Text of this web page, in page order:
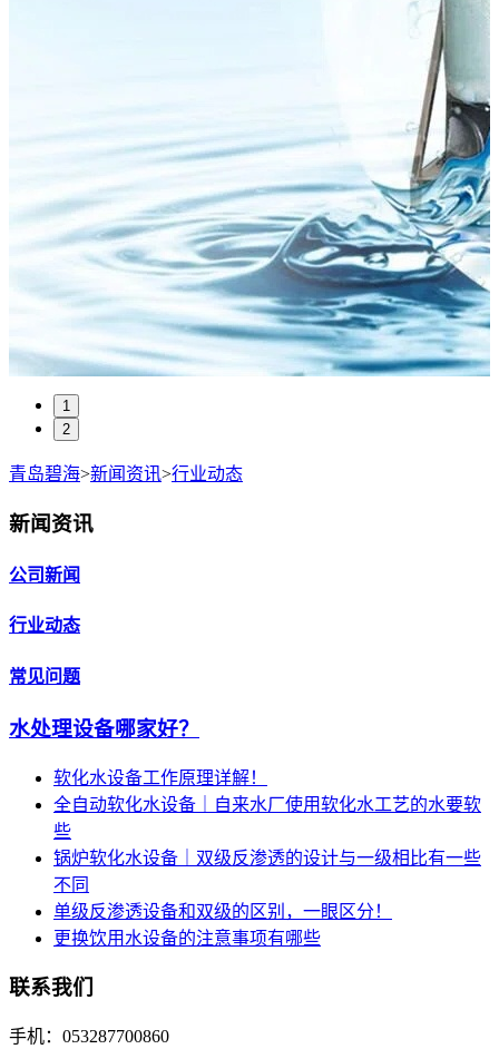
1
2
青岛碧海>新闻资讯>行业动态
新闻资讯
公司新闻
行业动态
常见问题
水处理设备哪家好？
软化水设备工作原理详解！
全自动软化水设备｜自来水厂使用软化水工艺的水要软
些
锅炉软化水设备｜双级反渗透的设计与一级相比有一些
不同
单级反渗透设备和双级的区别，一眼区分！
更换饮用水设备的注意事项有哪些
联系我们
手机：053287700860